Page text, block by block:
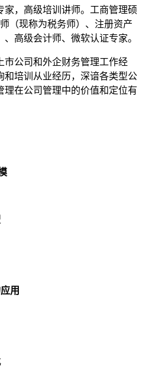
，高级培训讲师。工商管理硕
（现称为税务师）、注册资产
高级会计师、微软认证专家。
公司和外企财务管理工作经
和培训从业经历，深谙各类型公
理在公司管理中的价值和定位有
用